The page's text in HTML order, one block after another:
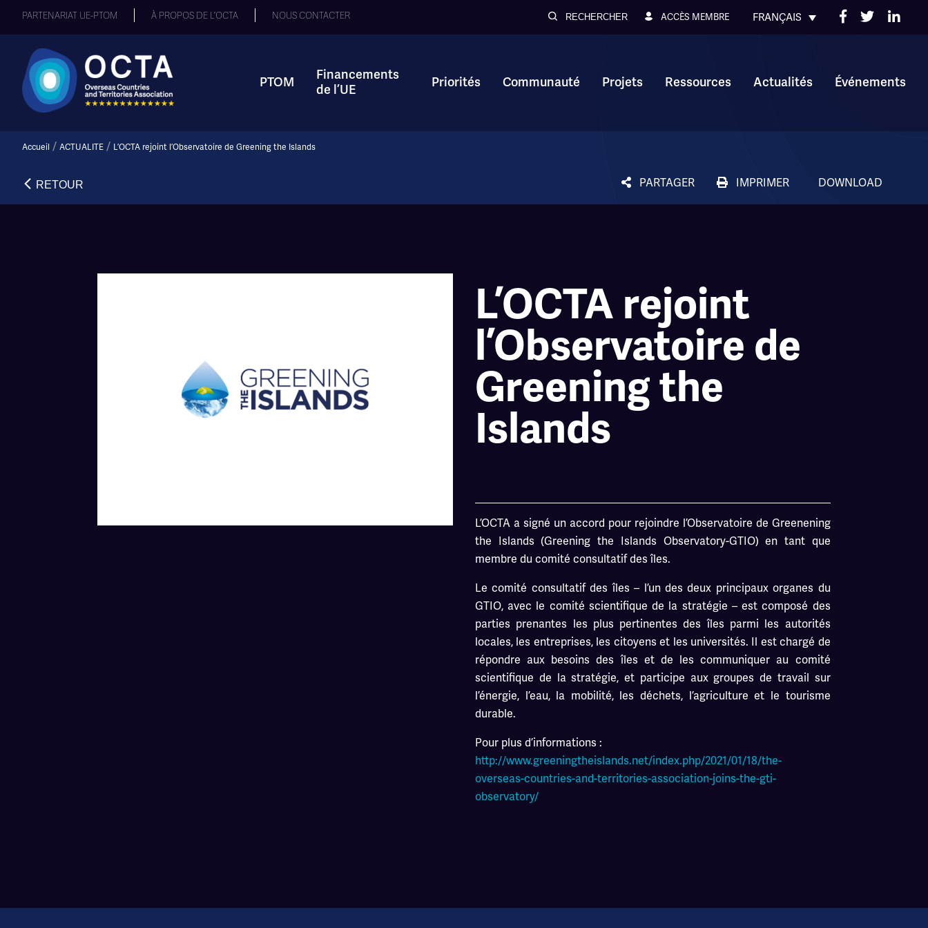
PARTENARIAT UE-PTOM À PROPOS DE L’OCTA NOUS CONTACTER RECHERCHER ACCÈS MEMBRE FRANÇAIS
PTOM
Financements
de l’UE
Priorités Communauté Projets Ressources Actualités Événements
Accueil / ACTUALITE / L’OCTA rejoint l’Observatoire de Greening the Islands
RETOUR PARTAGER IMPRIMER DOWNLOAD
L’OCTA rejoint
l’Observatoire de
Greening the
Islands
L’OCTA a signé un accord pour rejoindre l’Observatoire de Greenening
the Islands (Greening the Islands Observatory-GTIO) en tant que
membre du comité consultatif des îles.
Le comité consultatif des îles – l’un des deux principaux organes du
GTIO, avec le comité scientifique de la stratégie – est composé des
parties prenantes les plus pertinentes des îles parmi les autorités
locales, les entreprises, les citoyens et les universités. Il est chargé de
répondre aux besoins des îles et de les communiquer au comité
scientifique de la stratégie, et participe aux groupes de travail sur
l’énergie, l’eau, la mobilité, les déchets, l’agriculture et le tourisme
durable.
Pour plus d’informations :
http://www.greeningtheislands.net/index.php/2021/01/18/the-
overseas-countries-and-territories-association-joins-the-gti-
observatory/